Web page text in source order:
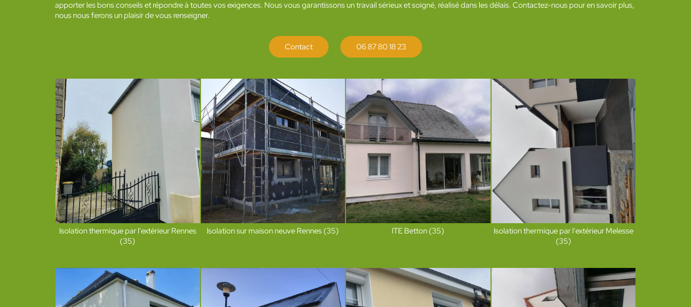
apporter les bons conseils et répondre à toutes vos exigences. Nous vous garantissons un travail sérieux et soigné, réalisé dans les délais. Contactez-nous pour en savoir plus,
nous nous ferons un plaisir de vous renseigner.
Contact 06 87 80 18 23
Isolation thermique par l'extérieur Rennes
(35)
Isolation sur maison neuve Rennes (35) ITE Betton (35)
Isolation thermique par l'extérieur Melesse
(35)